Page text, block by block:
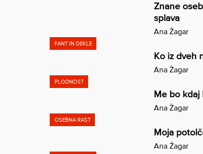
Znane
splava
Ana Žagar
FANT IN DEKLE
Ko iz dveh
Ana Žagar
PLODNOST
Me bo kdaj
Ana Žagar
OSEBNA RAST
Moja
Ana Žagar